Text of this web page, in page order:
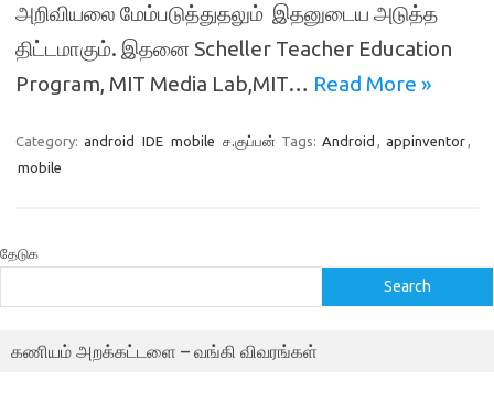
அறிவியலை மேம்படுத்துதலும் இதனுடைய அடுத்த
திட்டமாகும். இதனை Scheller Teacher Education
Program, MIT Media Lab,MIT… Read More »
Category: android IDE mobile ச.குப்பன் Tags: Android , appinventor,
mobile
தேடுக
Search
கணியம் அறக்கட்டளை – வங்கி விவரங்கள்